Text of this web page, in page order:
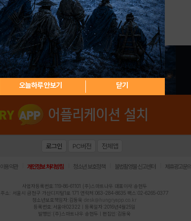
아이디 / 비밀번호 찾기 회원가입
오늘하루 안보기 닫기
로그인 PC버전 전체앱
이용약관 개인정보 처리방침 청소년 보호정책 불법촬영물 신고센터 제휴광고문의
사업자등록번호:119-86-61101 (주)스마트나우 대표이사:송현두
주소: 서울시 금천구 가산디지털1로 171 연락처:063-284-8635 팩스:02-6265-0377
청소년보호책임자:김동욱 desk@hungryapp.co.kr
등록번호:서울아02322 | 등록일자:2016년4월25일
발행인:(주)스마트나우 송현두 | 편집인:김동욱